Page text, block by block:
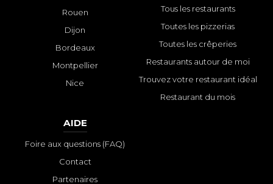
Rouen
Dijon
Bordeaux
Montpellier
Nice
Tous les restaurants
Toutes les pizzerias
Toutes les crêperies
Restaurants autour de moi
Trouvez votre restaurant idéal
Restaurant du mois
AIDE
Foire aux questions (FAQ)
Contact
Partenaires